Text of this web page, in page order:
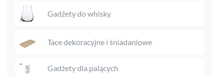
Gadżety do whisky
Tace dekoracyjne i śniadaniowe
Gadżety dla palących